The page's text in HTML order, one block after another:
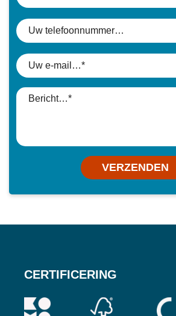
VERZENDEN
CERTIFICERING